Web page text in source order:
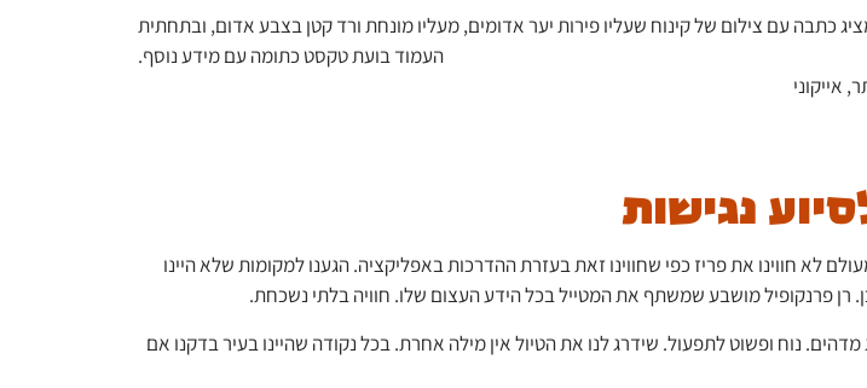
נגישות
לא חווינו את פריז כפי שחווינו זאת בעזרת ההדרכות באפליקציה. הגענו למקומות שלא היינו
רן פרנקופיל מושבע שמשתף את המטייל בכל הידע העצום שלו. חוויה בלתי נשכחת.
נוח ופשוט לתפעול. שידרג לנו את הטיול אין מילה אחרת. בכל נקודה שהיינו בעיר בדקנו אם